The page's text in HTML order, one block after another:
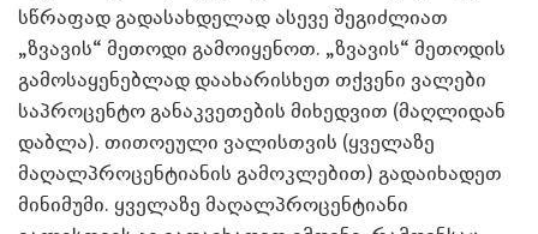
სწრაფად გადასახდელად ასევე შეგიძლიათ
„ზვავის“ მეთოდი გამოიყენოთ. „ზვავის“ მეთოდის
გამოსაყენებლად დაახარისხეთ თქვენი ვალები
საპროცენტო განაკვეთების მიხედვით (მაღლიდან
დაბლა). თითოეული ვალისთვის (ყველაზე
მაღალპროცენტიანის გამოკლებით) გადაიხადეთ
მინიმუმი. ყველაზე მაღალპროცენტიანი